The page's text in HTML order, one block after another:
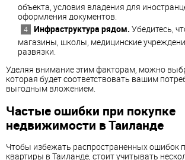
объекта, условия владения для
оформления документов.
Инфраструктура рядом. Убедитесь,
магазины, школы, медицинские
развязки.
Уделяя внимание этим факторам, можно
которая будет соответствовать вашим
выгодным вложением.
Частые ошибки при покупке
недвижимости в Таиланде
Чтобы избежать распространенных ошибок
квартиры в Таиланде, стоит учитывать